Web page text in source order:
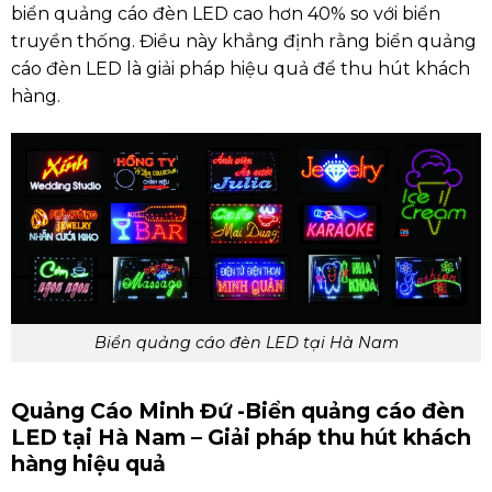
biển quảng cáo đèn LED cao hơn 40% so với biển
truyền thống. Điều này khẳng định rằng biển quảng
cáo đèn LED là giải pháp hiệu quả để thu hút khách
hàng.
Biển quảng cáo đèn LED tại Hà Nam
Quảng Cáo Minh Đứ -Biển quảng cáo đèn
LED tại Hà Nam – Giải pháp thu hút khách
hàng hiệu quả